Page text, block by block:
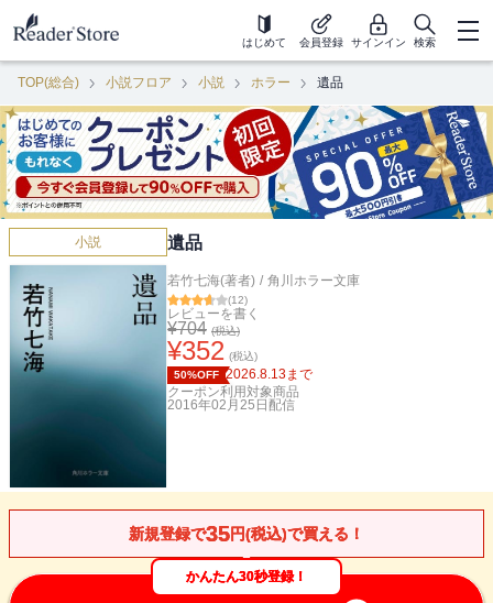
はじめて 会員登録 サインイン 検索
TOP(総合) 小説フロア 小説 ホラー 遺品
小説 遺品
若竹七海(著者) / 角川ホラー文庫
(12)
レビューを書く
¥704 (税込)
¥352 (税込)
50%OFF 2026.8.13まで
クーポン利用対象商品
2016年02月25日 配信
新規登録で35円(税込)で買える！
かんたん30秒登録！